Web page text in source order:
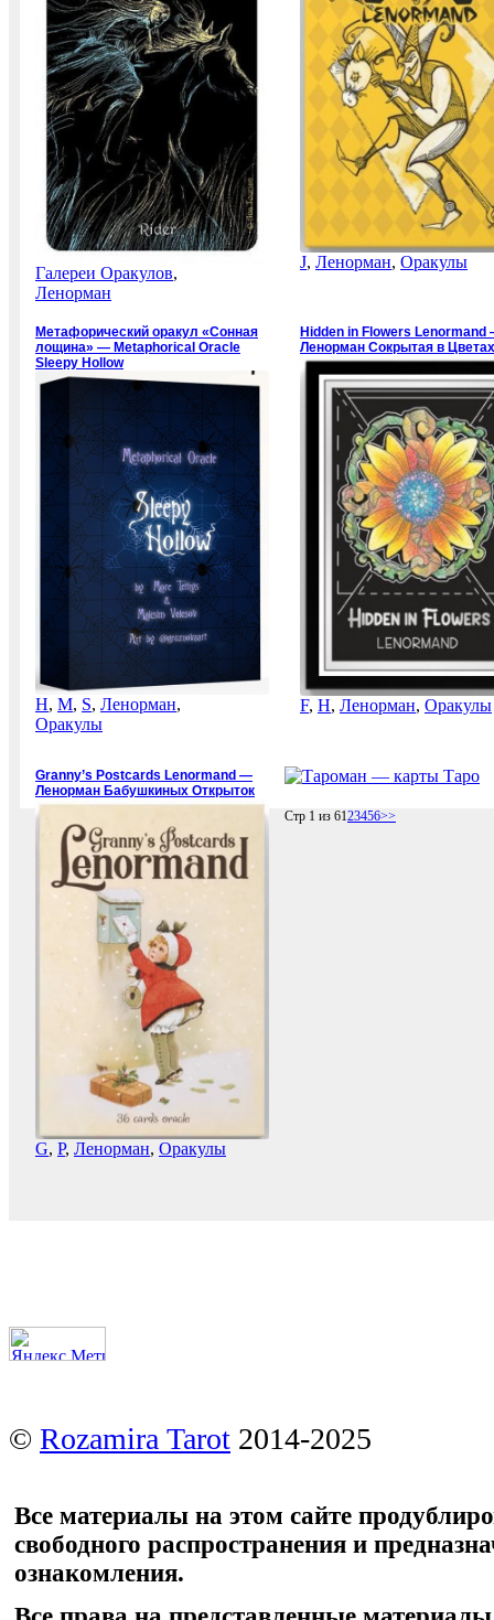
Галереи Оракулов,
Ленорман
J, Ленорман, Оракулы
Метафорический оракул «Сонная
лощина» — Metaphorical Oracle
Sleepy Hollow
H, M, S, Ленорман,
Оракулы
Hidden in Flowers Lenormand
Ленорман Сокрытая в Цветах
F, H, Ленорман, Оракулы
Granny’s Postcards Lenormand —
Ленорман Бабушкиных Открыток
G, P, Ленорман, Оракулы
Стр 1 из 6123456>>
© Rozamira Tarot 2014-2025
Все материалы на этом сайте
свободного распространения и
ознакомления.